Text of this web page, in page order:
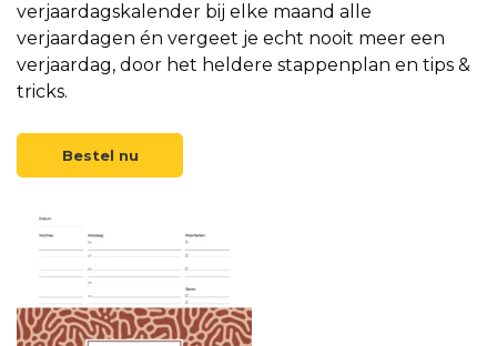
verjaardagskalender bij elke maand alle
verjaardagen én vergeet je echt nooit meer een
verjaardag, door het heldere stappenplan en tips &
tricks.
Bestel nu